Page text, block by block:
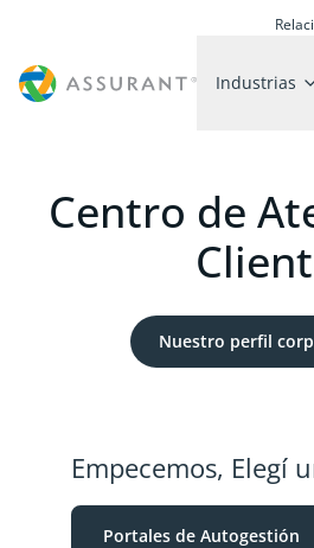
Industrias
Centro de
Nuestro perfil
Empecemos, Elegí
Portales de Autogestión